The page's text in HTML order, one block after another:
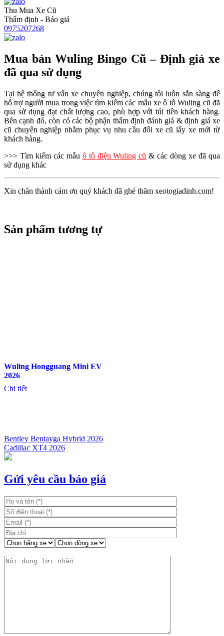
Thu Mua Xe Cũ
Thẩm định - Báo giá
0975207268
Mua bán Wuling Bingo Cũ – Định giá xe
đã qua sử dụng
Tại hệ thống tư vấn xe chuyên nghiệp, chúng tôi luôn sẵn sàng để
hỗ trợ người mua trong việc tìm kiếm các mẫu xe ô tô Wuling cũ đã
qua sử dụng đạt chất lượng cao, phù hợp với túi tiền khách hàng.
Bên cạnh đó, còn có các bộ phận thẩm định đánh giá & định giá xe
cũ chuyên nghiệp nhằm phục vụ nhu cầu đổi xe cũ lấy xe mới từ
khách hàng.
>>> Tìm kiếm các mẫu ô tô điện Wuling cũ & các dòng xe đã qua
sử dụng khác
Xin chân thành cảm ơn quý khách đã ghé thăm xeotogiadinh.com!
Sản phẩm tương tự
Wuling Hongguang Mini EV
2026
Chi tiết
Điều
hướng
bài
Bentley Bentayga Hybrid 2026
Cadillac XT4 2026
Gửi yêu cầu báo giá